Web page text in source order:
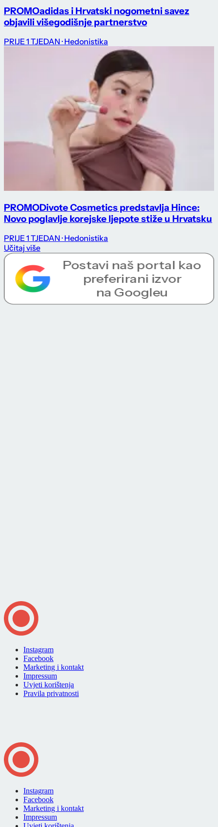
PROMOadidas i Hrvatski nogometni savez
objavili višegodišnje partnerstvo
PRIJE 1 TJEDAN · Hedonistika
PROMODivote Cosmetics predstavlja Hince:
Novo poglavlje korejske ljepote stiže u Hrvatsku
PRIJE 1 TJEDAN · Hedonistika
Učitaj više
Instagram
Facebook
Marketing i kontakt
Impressum
Uvjeti korištenja
Pravila privatnosti
Instagram
Facebook
Marketing i kontakt
Impressum